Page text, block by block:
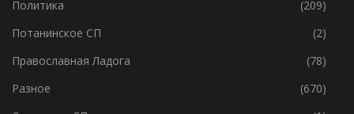
Пашское СП
(42)
Политика
(209)
Потанинское СП
(2)
Православная Ладога
(78)